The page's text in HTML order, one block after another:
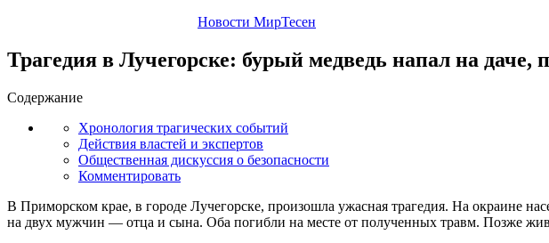
Новости МирТесен
Трагедия в Лучегорске: бурый медведь напал на даче,
Содержание
Хронология трагических событий
Действия властей и экспертов
Общественная дискуссия о безопасности
Комментировать
В Приморском крае, в городе Лучегорске, произошла ужасная трагедия. На окраине
на двух мужчин — отца и сына. Оба погибли на месте от полученных травм. Позже